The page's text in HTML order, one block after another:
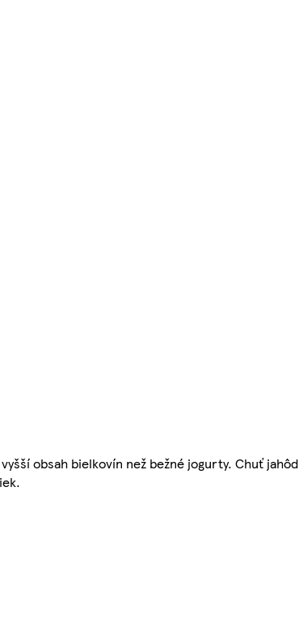
obsah bielkovín než bežné jogurty. Chuť